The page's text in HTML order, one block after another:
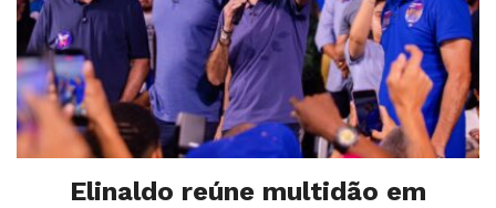
Elinaldo reúne multidão em